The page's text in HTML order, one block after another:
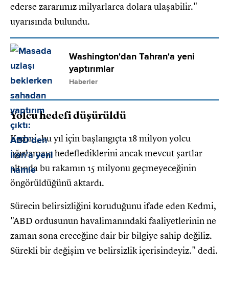
ederse zararımız milyarlarca dolara ulaşabilir."
uyarısında bulundu.
Washington'dan Tahran'a yeni
yaptırımlar
Haberler
Yolcu hedefi düşürüldü
Kedmi, bu yıl için başlangıçta 18 milyon yolcu
ağırlamayı hedeflediklerini ancak mevcut şartlar
altında bu rakamın 15 milyonu geçmeyeceğinin
öngörüldüğünü aktardı.
Sürecin belirsizliğini koruduğunu ifade eden Kedmi,
"ABD ordusunun havalimanındaki faaliyetlerinin ne
zaman sona ereceğine dair bir bilgiye sahip değiliz.
Sürekli bir değişim ve belirsizlik içerisindeyiz." dedi.